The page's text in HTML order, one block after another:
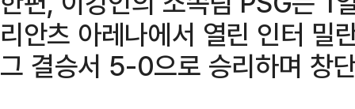
리안츠 아레나에서 열린 인터 밀
그 결승서 5-0으로 승리하며 창